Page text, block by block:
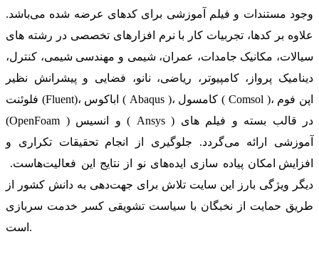
وجود مستندات و فیلم آموزشی برای کدهای عرضه شده می‌باشد.
علاوه بر کدها، تجربیات کار با نرم افزارهای تخصصی در رشته های
سیالات، مکانیک جامدات، عمران، شیمی و مهندسی شیمی، کنترل،
دینامیک پرواز، کامپیوتر، ریاضی، نانو، فضایی و پیشرانش نظیر
فلوئنت (Fluent)، اباکوس ( Abaqus )، کامسول ( Comsol )، اپن فوم
(OpenFoam ) و انسیس ( Ansys ) در قالب بسته‌ و فیلم های
آموزشی ارائه می‌گردد. جلوگیری از انجام تحقیقات تکراری و
افزایش امکان پیاده سازی ایده‌های نو از نتایج این فعالیت‌هاست.
دیگر ویژگی بارز این سایت تلاش برای جهت‌دهی به دانش کشور از
طریق حمایت از نخبگان با سیاست تشویقی کسر خدمت سربازی
است.